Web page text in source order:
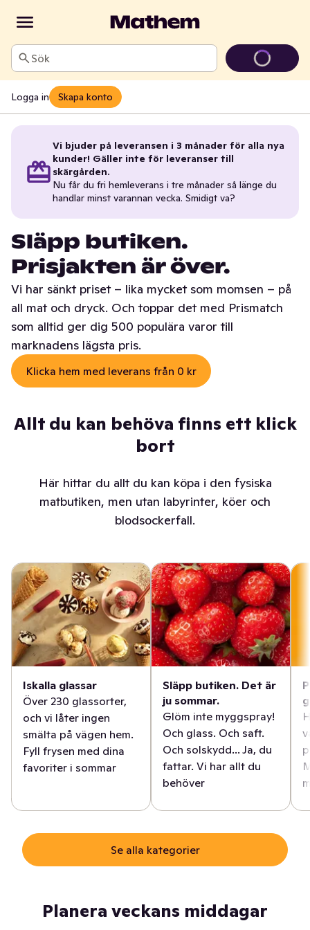
Sök
Logga in Skapa konto
Vi bjuder på leveransen i 3 månader för alla nya
kunder! Gäller inte för leveranser till
skärgården.
Nu får du fri hemleverans i tre månader så länge du
handlar minst varannan vecka. Smidigt va?
Släpp butiken.
Prisjakten är över.
Vi har sänkt priset – lika mycket som momsen – på
all mat och dryck. Och toppar det med Prismatch
som alltid ger dig 500 populära varor till
marknadens lägsta pris.
Klicka hem med leverans från 0 kr
Allt du kan behöva finns ett klick
bort
Här hittar du allt du kan köpa i den fysiska
matbutiken, men utan labyrinter, köer och
blodsockerfall.
Iskalla glassar
Över 230 glassorter,
och vi låter ingen
smälta på vägen hem.
Fyll frysen med dina
favoriter i sommar
Släpp butiken. Det är
ju sommar.
Glöm inte myggspray!
Och glass. Och saft.
Och solskydd... Ja, du
fattar. Vi har allt du
behöver
Se alla kategorier
Planera veckans middagar